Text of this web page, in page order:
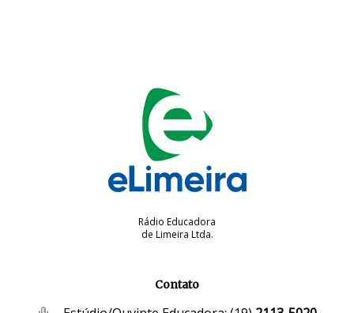
Rádio Educadora
de Limeira Ltda.
Contato